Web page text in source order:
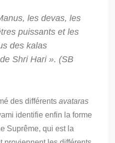
les devas, les
puissants et les
des kalas
Shri Hari ». (SB
des différents avataras
identifie enfin la forme
Suprême, qui est la